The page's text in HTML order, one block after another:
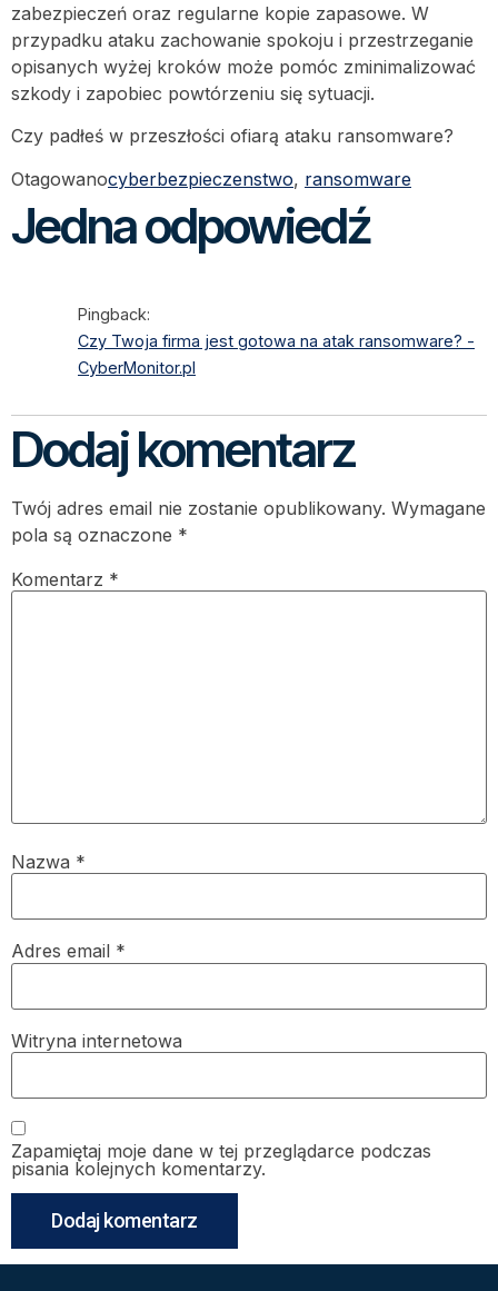
zabezpieczeń oraz regularne kopie zapasowe. W
przypadku ataku zachowanie spokoju i przestrzeganie
opisanych wyżej kroków może pomóc zminimalizować
szkody i zapobiec powtórzeniu się sytuacji.
Czy padłeś w przeszłości ofiarą ataku ransomware?
Otagowanocyberbezpieczenstwo, ransomware
Jedna odpowiedź
Pingback:
Czy Twoja firma jest gotowa na atak ransomware? -
CyberMonitor.pl
Dodaj komentarz
Twój adres email nie zostanie opublikowany. Wymagane
pola są oznaczone *
Komentarz *
Nazwa *
Adres email *
Witryna internetowa
Zapamiętaj moje dane w tej przeglądarce podczas
pisania kolejnych komentarzy.